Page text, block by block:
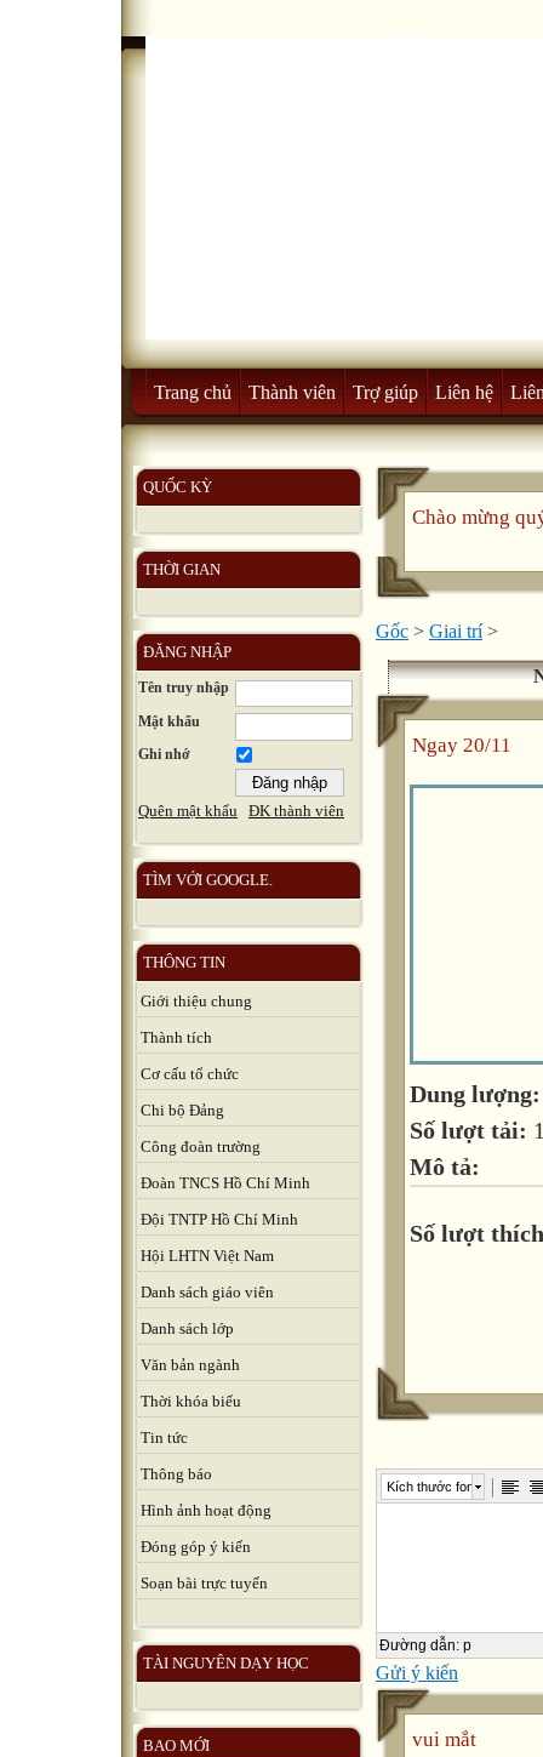
Trang chủ Thành viên Trợ giúp Liên hệ
QUỐC KỲ
THỜI GIAN
ĐĂNG NHẬP
Tên truy nhập
Mật khẩu
Ghi nhớ
Quên mật khẩu ĐK thành viên
TÌM VỚI GOOGLE.
THÔNG TIN
Giới thiệu chung
Thành tích
Cơ cấu tổ chức
Chi bộ Đảng
Công đoàn trường
Đoàn TNCS Hồ Chí Minh
Đội TNTP Hồ Chí Minh
Hội LHTN Việt Nam
Danh sách giáo viên
Danh sách lớp
Văn bản ngành
Thời khóa biểu
Tin tức
Thông báo
Hình ảnh hoạt động
Đóng góp ý kiến
Soạn bài trực tuyến
TÀI NGUYÊN DẠY HỌC
BAO MỚI
Chào mừng
Gốc > Giai trí>
Ngay 20/11
Dung
Số lượt tải:
Mô tả:
Số lượt
Kích thước font
Đường dẫn: p
Gửi ý kiến
vui mắt